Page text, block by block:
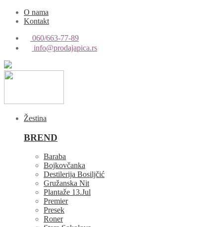
O nama
Kontakt
060/663-77-89
info@prodajapica.rs
Žestina
BREND
Baraba
Bojkovčanka
Destilerija Bosiljčić
Gružanska Nit
Plantaže 13.Jul
Premier
Presek
Roner